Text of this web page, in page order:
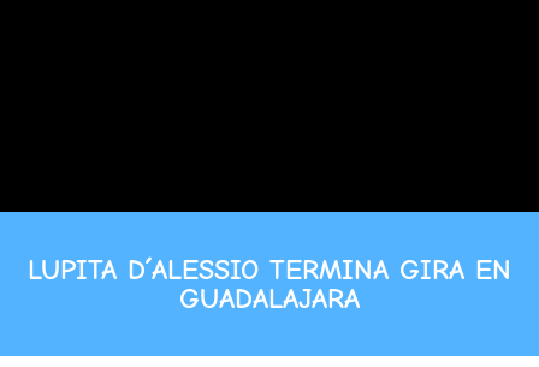
LUPITA D´ALESSIO TERMINA GIRA EN
GUADALAJARA